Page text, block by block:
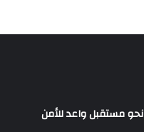
نحو مستقبل واعد للأمن